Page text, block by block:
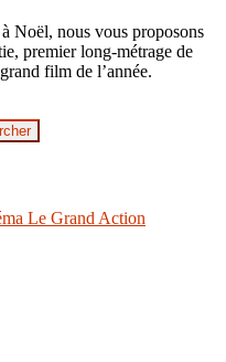
Noël, nous vous proposons
premier long-métrage de
film de l’année.
Le Grand Action